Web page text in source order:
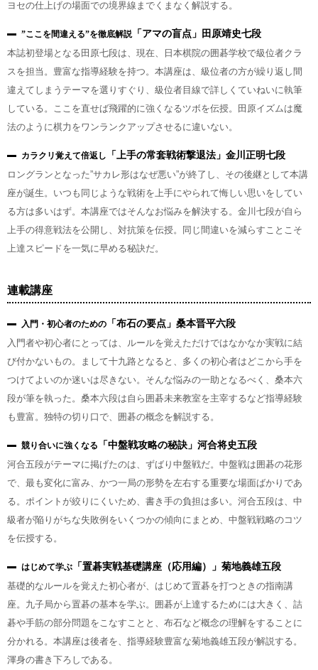
ヨセの仕上げの場面での境界線までくまなく解説する。
”ここを間違える”を徹底解説 「アマの盲点」田原靖史七段
本誌初登場となる田原七段は、現在、日本棋院の囲碁学校で級位者クラ
スを担当。豊富な指導経験を持つ。本講座は、級位者の方が繰り返し間
違えてしまうテーマを選りすぐり、級位者目線で詳しくていねいに執筆
している。ここを直せば飛躍的に強くなるツボを伝授。田原イズムは魔
法のように棋力をワンランクアップさせるに違いない。
カラクリ覚えて倍返し
「上手の常套戦術撃退法」金川正明七段
ロングランとなった”サカレ形はなぜ悪い”が終了し、その後継として本講
座が誕生。いつも同じような戦術を上手にやられて悔しい思いをしてい
る方は多いはず。本講座ではそんなお悩みを解決する。金川七段が自ら
上手の得意戦法を公開し、対抗策を伝授。同じ間違いを減らすことこそ
上達スピードを一気に早める秘訣だ。
連載講座
入門・初心者のための 「布石の要点」桑本晋平六段
入門者や初心者にとっては、ルールを覚えただけではなかなか実戦に結
び付かないもの。まして十九路となると、多くの初心者はどこから手を
つけてよいのか迷いは尽きない。そんな悩みの一助となるべく、桑本六
段が筆を執った。桑本六段は自ら囲碁未来教室を主宰するなど指導経験
も豊富。独特の切り口で、囲碁の概念を解説する。
競り合いに強くなる
「中盤戦攻略の秘訣」河合将史五段
河合五段がテーマに掲げたのは、ずばり中盤戦だ。中盤戦は囲碁の花形
で、最も変化に富み、かつ一局の形勢を左右する重要な場面ばかりであ
る。ポイントが絞りにくいため、書き手の負担は多い。河合五段は、中
級者が陥りがちな失敗例をいくつかの傾向にまとめ、中盤戦戦略のコツ
を伝授する。
はじめて学ぶ 「置碁実戦基礎講座（応用編）」菊地義雄五段
基礎的なルールを覚えた初心者が、はじめて置碁を打つときの指南講
座。九子局から置碁の基本を学ぶ。囲碁が上達するためには大きく、詰
碁や手筋の部分問題をこなすことと、布石など概念の理解をすることに
分かれる。本講座は後者を、指導経験豊富な菊地義雄五段が解説する。
渾身の書き下ろしである。